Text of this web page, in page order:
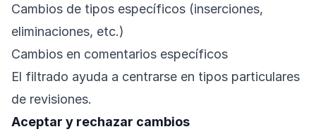
Cambios de tipos específicos (inserciones,
eliminaciones, etc.)
Cambios en comentarios específicos
El filtrado ayuda a centrarse en tipos particulares
de revisiones.
Aceptar y rechazar cambios